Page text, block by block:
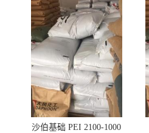
沙伯基础 PEI 2100-1000